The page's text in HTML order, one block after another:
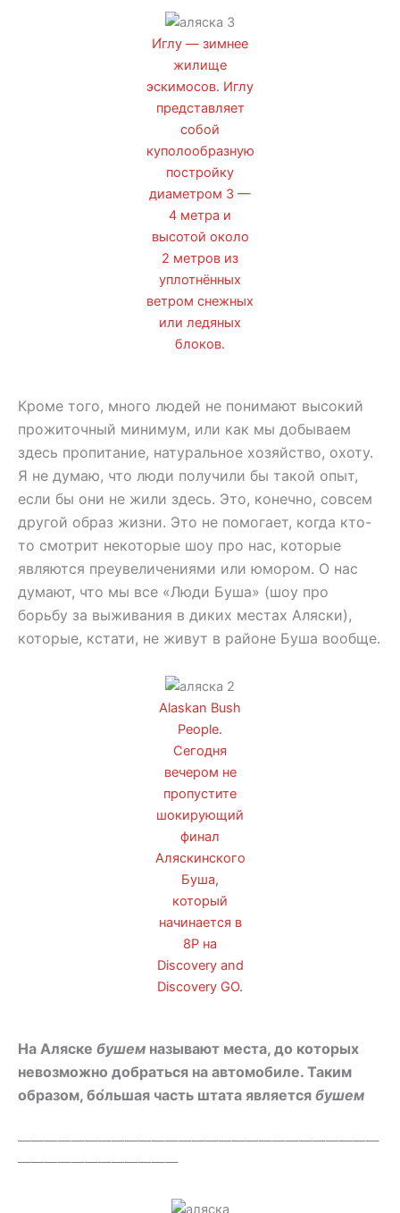
И́глу — зимнее
жилище
эскимосов. Иглу
представляет
собой
куполообразную
постройку
диаметром 3 —
4 метра и
высотой около
2 метров из
уплотнённых
ветром снежных
или ледяных
блоков.
Кроме того, много людей не понимают высокий
прожиточный минимум, или как мы добываем
здесь пропитание, натуральное хозяйство, охоту.
Я не думаю, что люди получили бы такой опыт,
если бы они не жили здесь. Это, конечно, совсем
другой образ жизни. Это не помогает, когда кто-
то смотрит некоторые шоу про нас, которые
являются преувеличениями или юмором. О нас
думают, что мы все «Люди Буша» (шоу про
борьбу за выживания в диких местах Аляски),
которые, кстати, не живут в районе Буша вообще.
Alaskan Bush
People.
Сегодня
вечером не
пропустите
шокирующий
финал
Аляскинского
Буша,
который
начинается в
8P на
Discovery and
Discovery GO.
На Аляске бушем называют места, до которых
невозможно добраться на автомобиле. Таким
образом, бо́льшая часть штата является бушем
———————————————————————————
————————————